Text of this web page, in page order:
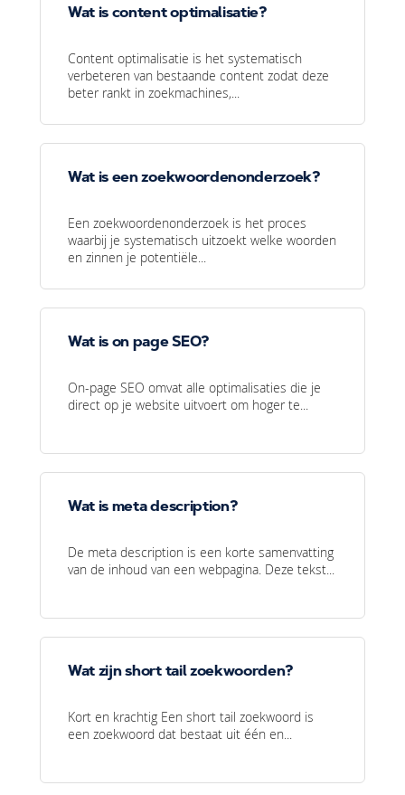
Wat is content optimalisatie?
Content optimalisatie is het systematisch
verbeteren van bestaande content zodat deze
beter rankt in zoekmachines,...
Wat is een zoekwoordenonderzoek?
Een zoekwoordenonderzoek is het proces
waarbij je systematisch uitzoekt welke woorden
en zinnen je potentiële...
Wat is on page SEO?
On-page SEO omvat alle optimalisaties die je
direct op je website uitvoert om hoger te...
Wat is meta description?
De meta description is een korte samenvatting
van de inhoud van een webpagina. Deze tekst...
Wat zijn short tail zoekwoorden?
Kort en krachtig Een short tail zoekwoord is
een zoekwoord dat bestaat uit één en...